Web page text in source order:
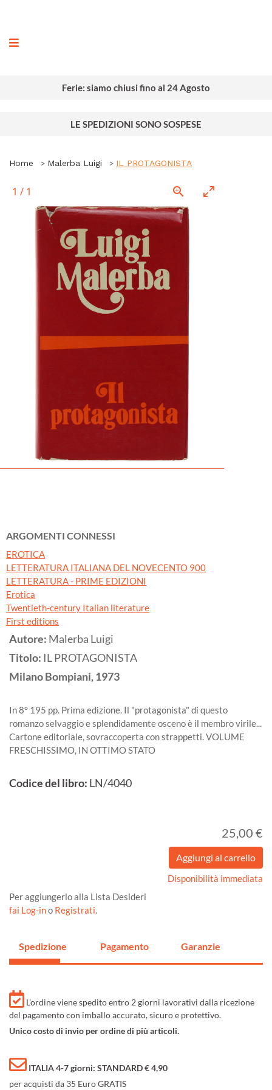
Ferie: siamo chiusi fino al 24 Agosto
LE SPEDIZIONI SONO SOSPESE
Home Malerba Luigi IL PROTAGONISTA
1 / 1
ARGOMENTI CONNESSI
EROTICA
LETTERATURA ITALIANA DEL NOVECENTO 900
LETTERATURA - PRIME EDIZIONI
Erotica
Twentieth-century Italian literature
First editions
Autore: Malerba Luigi
Titolo: IL PROTAGONISTA
MilanoBompiani,1973
In 8° 195 pp. Prima edizione. Il "protagonista" di questo
romanzo selvaggio e splendidamente osceno è il membro virile...
Cartone editoriale, sovraccoperta con strappetti. VOLUME
FRESCHISSIMO, IN OTTIMO STATO
Codice del libro: LN/4040
25,00 €
Disponibilità immediata
Per aggiungerlo alla Lista Desideri
fai Log-ino Registrati.
Spedizione Pagamento Garanzie
L'ordine viene spedito entro 2 giorni lavorativi dalla ricezione
del pagamento con imballo accurato, sicuro e protettivo.
Unico costo di invio per ordine di più articoli.
ITALIA 4-7 giorni: STANDARD € 4,90
per acquisti da 35 Euro GRATIS